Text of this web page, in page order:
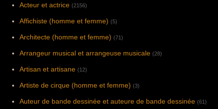
Acteur et actrice (2156)
Affichiste (homme et femme) (5)
Architecte (homme et femme) (71)
Arrangeur musical et arrangeuse musicale (28)
Artisan et artisane (12)
Artiste de cirque (homme et femme) (3)
Auteur de bande dessinée et auteure de bande dessinée (61)